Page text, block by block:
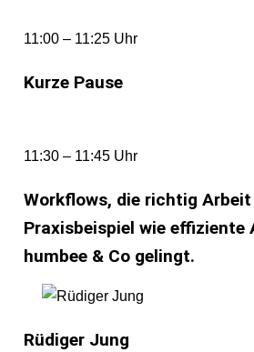
11:00 – 11:25 Uhr
Kurze Pause
11:30 – 11:45 Uhr
Workflows, die richtig Arbeit
Praxisbeispiel wie
humbee & Co gelingt.
Rüdiger Jung